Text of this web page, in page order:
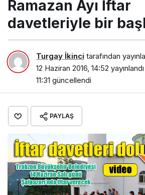
Ramazan Ayı İftar
davetleriyle bir
Turgay İkinci tarafından
12 Haziran 2016, 14:52 yayınlandı
11:31 güncellendi
PAYLAŞ